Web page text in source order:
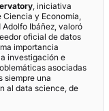
, iniciativa
y Economía,
Ibáñez, valoró
oficial de datos
importancia
investigación e
asociadas
siempre una
al data science, de